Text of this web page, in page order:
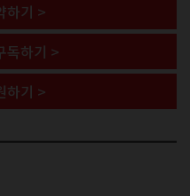
하기 >
독하기 >
하기 >